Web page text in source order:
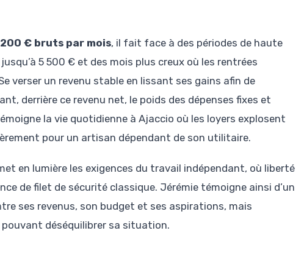
€ bruts par mois, il fait face à des périodes de haute
5 500 € et des mois plus creux où les rentrées
verser un revenu stable en lissant ses gains afin de
derrière ce revenu net, le poids des dépenses fixes et
la vie quotidienne à Ajaccio où les loyers explosent
pour un artisan dépendant de son utilitaire.
en lumière les exigences du travail indépendant, où liberté
de filet de sécurité classique. Jérémie témoigne ainsi d’un
ses revenus, son budget et ses aspirations, mais
déséquilibrer sa situation.